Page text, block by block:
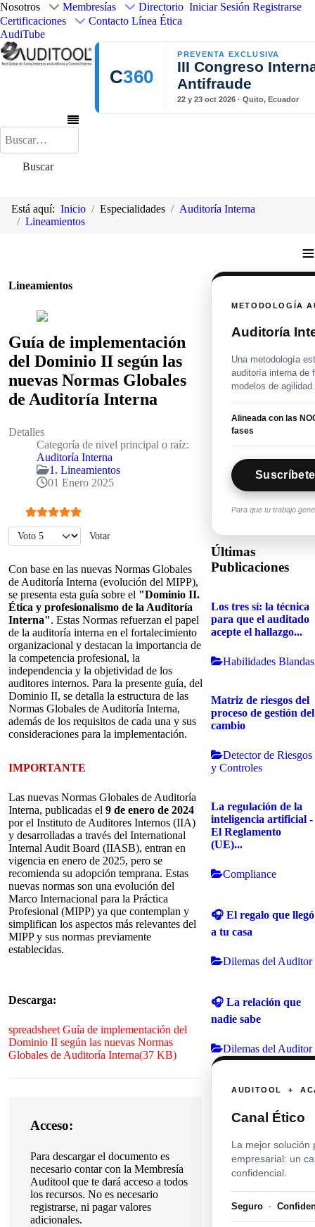
Nosotros Membresías
Directorio
Certificaciones
Contacto Línea Ética
AudiTube
Iniciar Sesión Registrarse
C360
PREVENTA EXCLUSIVA
III Congreso
Antifraude
22 y 23 oct 2026 · Quito, Ecuador
Buscar
Buscar
Está aquí: Inicio Especialidades
Auditoría Interna
Lineamientos
≡
Lineamientos
Guía de implementación
del Dominio II según las
nuevas Normas Globales
de Auditoría Interna
Detalles
Categoría de nivel principal o raíz:
Auditoría Interna
1. Lineamientos
01 Enero 2025
Ratio:5/5
Por favor, vote
Con base en las nuevas Normas Globales
de Auditoría Interna (evolución del MIPP),
se presenta esta guía sobre el "Dominio II.
Ética y profesionalismo de la Auditoría
Interna". Estas Normas refuerzan el papel
de la auditoría interna en el fortalecimiento
organizacional y destacan la importancia de
la competencia profesional, la
independencia y la objetividad de los
auditores internos. Para la presente guía, del
Dominio II, se detalla la estructura de las
Normas Globales de Auditoría Interna,
además de los requisitos de cada una y sus
consideraciones para la implementación.
IMPORTANTE
Las nuevas Normas Globales de Auditoría
Interna, publicadas el 9 de enero de 2024
por el Instituto de Auditores Internos (IIA)
y desarrolladas a través del International
Internal Audit Board (IIASB), entran en
vigencia en enero de 2025, pero se
recomienda su adopción temprana. Estas
nuevas normas son una evolución del
Marco Internacional para la Práctica
Profesional (MIPP) ya que contemplan y
simplifican los aspectos más relevantes del
MIPP y sus normas previamente
establecidas.
Descarga:
spreadsheet Guía de implementación del
Dominio II según las nuevas Normas
Globales de Auditoría Interna(37 KB)
Acceso:
Para descargar el documento es
necesario contar con la Membresía
Auditool que te dará acceso a todos
los recursos. No es necesario
registrarse, ni pagar valores
adicionales.
METODOLOGÍA
Auditoría
Una metodología
auditoría interna de
modelos de agilidad.
Alineada con las
fases
Para que tu trabajo
Últimas
Publicaciones
Los tres sí: la técnica
para que el auditado
acepte el hallazgo...
Habilidades Blandas
Matriz de riesgos del
proceso de gestión del
cambio
Detector de Riesgos
y Controles
La regulación de la
inteligencia artificial -
El Reglamento
(UE)...
Compliance
🎧 El regalo que llegó
a tu casa
Dilemas del Auditor
🎧 La relación que
nadie sabe
Dilemas del Auditor
AUDITOOL +
Canal Ético
La mejor
empresarial: un
confidencial.
Seguro ·